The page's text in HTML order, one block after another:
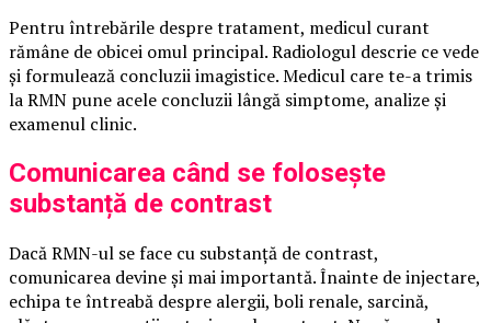
Pentru întrebările despre tratament, medicul curant
rămâne de obicei omul principal. Radiologul descrie ce vede
și formulează concluzii imagistice. Medicul care te-a trimis
la RMN pune acele concluzii lângă simptome, analize și
examenul clinic.
Comunicarea când se folosește
substanță de contrast
Dacă RMN-ul se face cu substanță de contrast,
comunicarea devine și mai importantă. Înainte de injectare,
echipa te întreabă despre alergii, boli renale, sarcină,